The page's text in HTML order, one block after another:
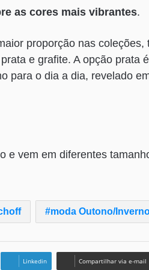
as cores mais vibrantes.
proporção nas coleções,
e grafite. A opção prata
para o dia a dia, revelado
e vem em diferentes
moda Outono/
Linkedin Compartilhar via e-mail